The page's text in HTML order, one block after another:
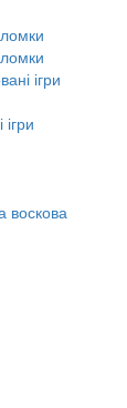
ігри
воскова